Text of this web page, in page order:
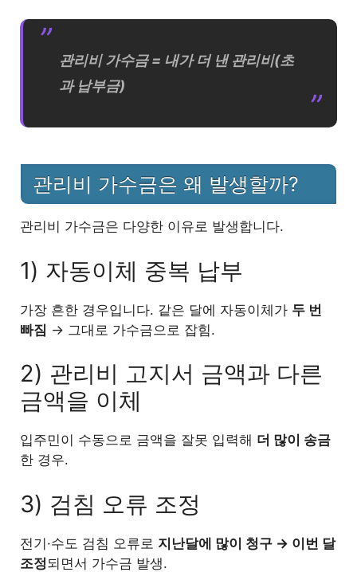
5
가수금과 헷갈리는 용어 비교
8 가수금이 생겼을 때 체크해야 할 것
관리사무소 입장에서 가수금은 어떻게 처
리하나?
10 마무리: 관리비 가수금은 ‘내 돈’입니다
관리비 가수금 = 내가 더 낸 관리비(초
과 납부금)
관리비 가수금은 왜 발생할까?
관리비 가수금은 다양한 이유로 발생합니다.
1) 자동이체 중복 납부
가장 흔한 경우입니다. 같은 달에 자동이체가 두 번
빠짐 → 그대로 가수금으로 잡힘.
2) 관리비 고지서 금액과 다른
금액을 이체
입주민이 수동으로 금액을 잘못 입력해 더 많이 송금
한 경우.
3) 검침 오류 조정
전기·수도 검침 오류로 지난달에 많이 청구 → 이번 달
조정되면서 가수금 발생.